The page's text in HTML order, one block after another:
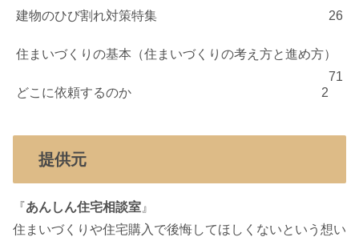
建物のひび割れ対策特集 26
住まいづくりの基本（住まいづくりの考え方と進め方）
71
どこに依頼するのか
2
提供元
『あんしん住宅相談室 』
住まいづくりや住宅購入で後悔してほしくないという想い